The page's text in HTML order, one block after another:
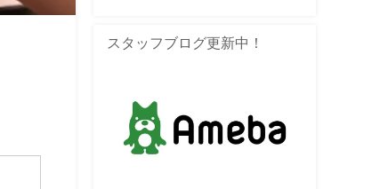
スタッフブログ更新中！